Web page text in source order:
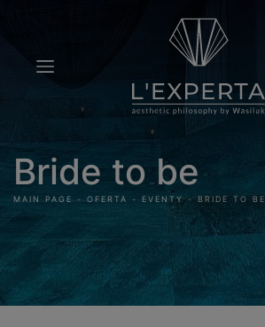
Bride to be
MAIN PAGE - OFERTA - EVENTY - BRIDE TO BE